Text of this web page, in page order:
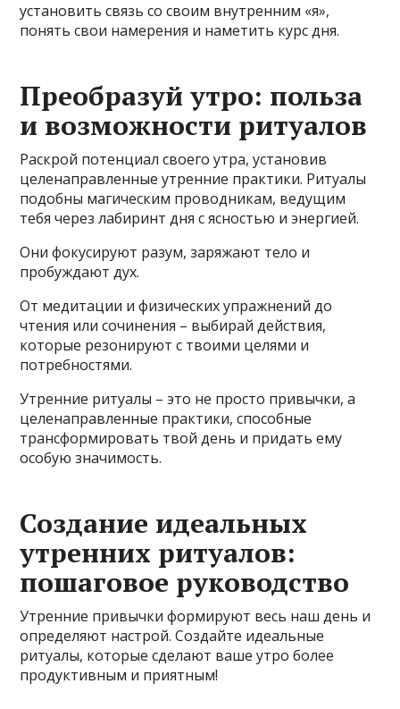
установить связь со своим внутренним «я»,
понять свои намерения и наметить курс дня.
Преобразуй утро: польза
и возможности ритуалов
Раскрой потенциал своего утра, установив
целенаправленные утренние практики. Ритуалы
подобны магическим проводникам, ведущим
тебя через лабиринт дня с ясностью и энергией.
Они фокусируют разум, заряжают тело и
пробуждают дух.
От медитации и физических упражнений до
чтения или сочинения – выбирай действия,
которые резонируют с твоими целями и
потребностями.
Утренние ритуалы – это не просто привычки, а
целенаправленные практики, способные
трансформировать твой день и придать ему
особую значимость.
Создание идеальных
утренних ритуалов:
пошаговое руководство
Утренние привычки формируют весь наш день и
определяют настрой. Создайте идеальные
ритуалы, которые сделают ваше утро более
продуктивным и приятным!